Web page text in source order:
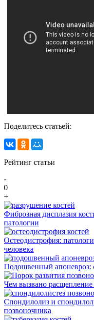
Поделитесь статьей:
Рейтинг статьи
-
0
+
Фиброзная дисплазия
патологии
Остеодистрофия:
человека
Подошвенный апоневроз:
Чем вызвано
Спондилолиз и
позвоночника